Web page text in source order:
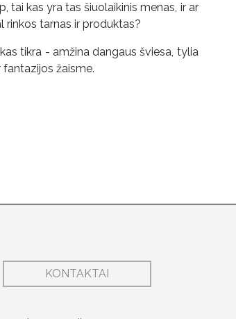
tai kas yra tas šiuolaikinis menas, ir ar
rinkos tarnas ir produktas?
tikra - amžina dangaus šviesa, tylia
žaisme.
KONTAKTAI